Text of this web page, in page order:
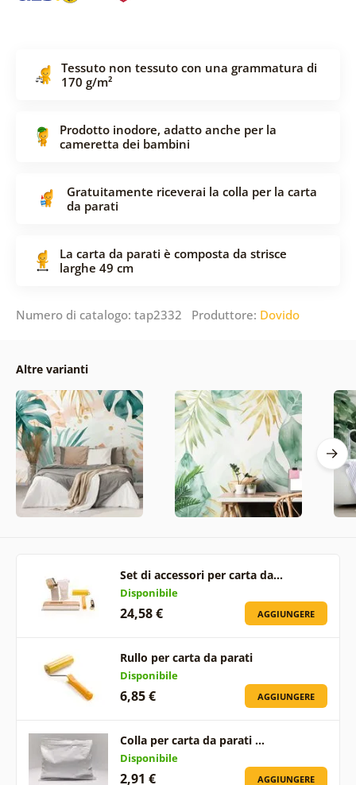
Tessuto non tessuto con una grammatura di
170 g/m²
Prodotto inodore, adatto anche per la
cameretta dei bambini
Gratuitamente riceverai la colla per la carta
da parati
La carta da parati è composta da strisce
larghe 49 cm
Numero di catalogo: tap2332 Produttore: Dovido
Altre varianti
Set di accessori per carta da…
Disponibile
24,58 € AGGIUNGERE
Rullo per carta da parati
Disponibile
6,85 € AGGIUNGERE
Colla per carta da parati …
Disponibile
2,91 € AGGIUNGERE